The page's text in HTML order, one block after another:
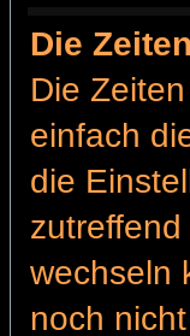
Die
Die
einfach
die
wechseln
noch